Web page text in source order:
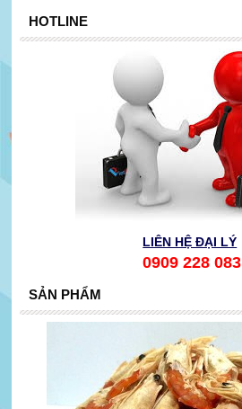
HOTLINE
LIÊN HỆ ĐẠI LÝ
0909 228 083
SẢN PHẨM